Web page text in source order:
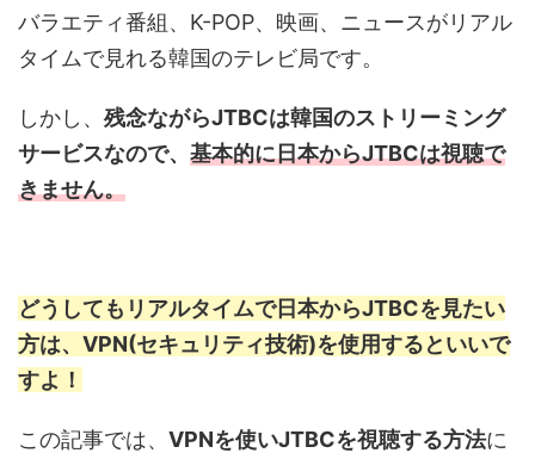
バラエティ番組、K-POP、映画、ニュースがリアル
タイムで見れる韓国のテレビ局です。
しかし、 残念ながらJTBCは韓国のストリーミング
サービスなので、 基本的に日本からJTBCは視聴で
きません。
どうしてもリアルタイムで日本からJTBCを見たい
方は、VPN(セキュリティ技術)を使用するといいで
すよ！
この記事では、 VPNを使いJTBCを視聴する方法に